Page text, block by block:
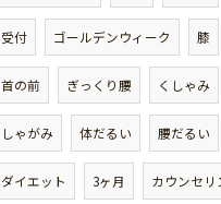
受付 ゴールデンウィーク 膝
首の前 ぎっくり腰 くしゃみ
しゃがみ 体だるい 腰だるい
ダイエット 3ヶ月 カウンセリ